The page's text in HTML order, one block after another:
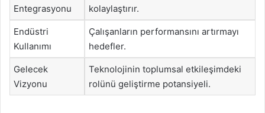
Entegrasyonu
kolaylaştırır.
Endüstri
Kullanımı
Çalışanların performansını artırmayı
hedefler.
Gelecek
Vizyonu
Teknolojinin toplumsal etkileşimdeki
rolünü geliştirme potansiyeli.